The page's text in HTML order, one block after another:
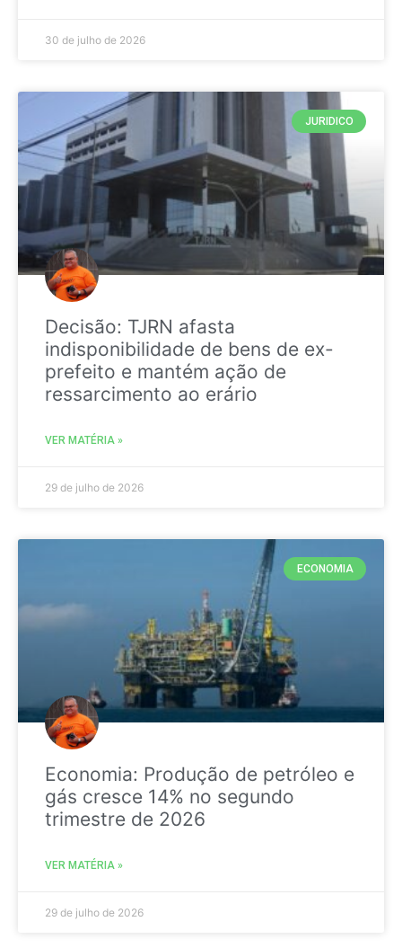
30 de julho de 2026
JURIDICO
Decisão: TJRN afasta
indisponibilidade de bens de ex-
prefeito e mantém ação de
ressarcimento ao erário
VER MATÉRIA »
29 de julho de 2026
ECONOMIA
Economia: Produção de petróleo e
gás cresce 14% no segundo
trimestre de 2026
VER MATÉRIA »
29 de julho de 2026